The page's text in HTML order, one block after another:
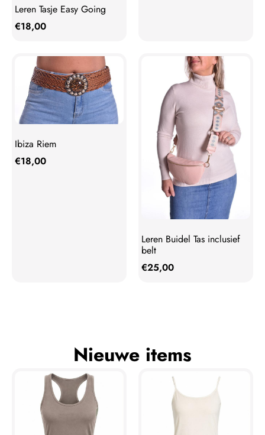
Leren Tasje Easy Going
€18,00
Ibiza Riem
€18,00
Leren Buidel Tas inclusief
belt
€25,00
Nieuwe items